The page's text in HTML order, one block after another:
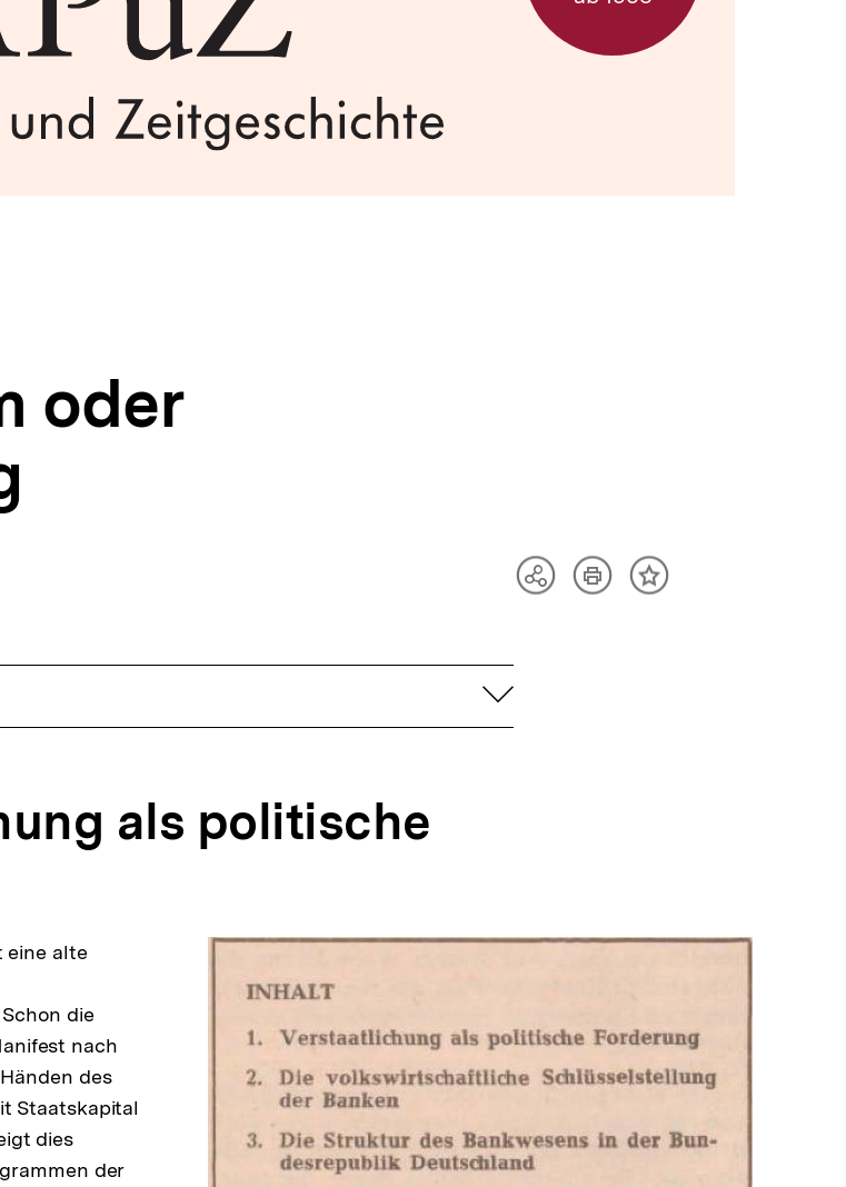
oder
TeilenArtikelInhalt
aufklappen
als politische
eine alte
die
nach
des
Staatskapital
dies
der